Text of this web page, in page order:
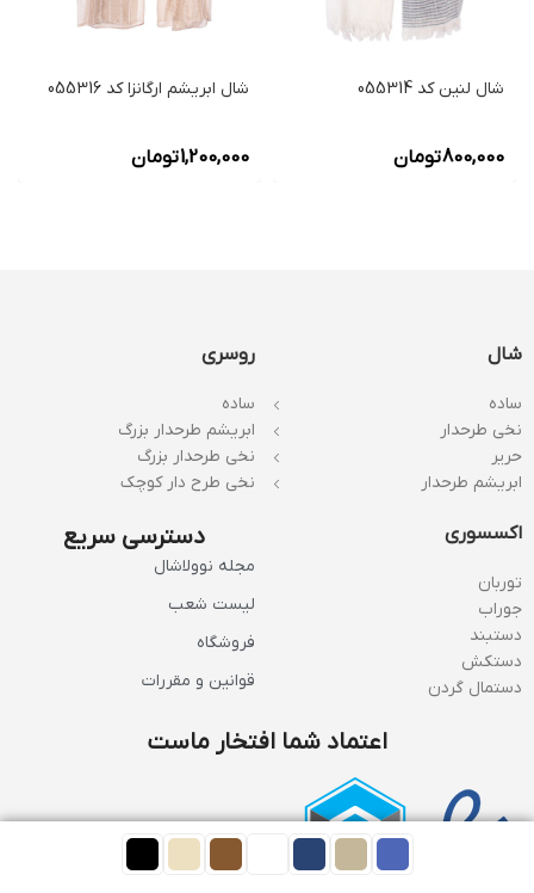
شال لنین کد 055314
800,000تومان
شال ابریشم ارگانزا کد 055316
1,200,000تومان
شال
ساده
نخی طرحدار
حریر
ابریشم طرحدار
روسری
ساده
ابریشم طرحدار بزرگ
نخی طرحدار بزرگ
نخی طرح دار کوچک
اکسسوری
توربان
جوراب
دستبند
دستکش
دستمال گردن
دسترسی سریع
مجله نوولاشال
لیست شعب
فروشگاه
قوانین و مقررات
اعتماد شما افتخار ماست